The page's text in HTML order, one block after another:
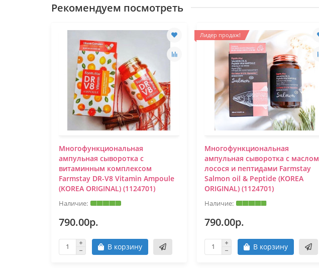
Рекомендуем посмотреть
Многофункциональная
ампульная сыворотка с
витаминным комплексом
Farmstay DR-V8 Vitamin Ampoule
(KOREA ORIGINAL) (1124701)
790.00р.
В корзину
Лидер продаж!
Многофункциональная
ампульная сыворотка с маслом
лосося и пептидами Farmstay
Salmon oil & Peptide (KOREA
ORIGINAL) (1124701)
790.00р.
В корзину